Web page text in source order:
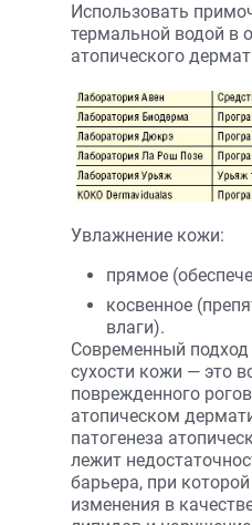
Использовать
термальной водой в
атопического
Увлажнение кожи:
прямое
косвенное
влаги).
Современный
сухости кожи — это
поврежденного
атопическом
патогенеза
лежит
барьера, при
изменения в